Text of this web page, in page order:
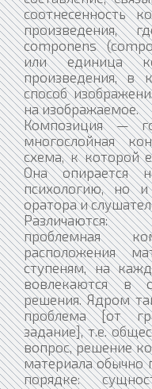
соотнесенность
произведения,
componens
или единица
произведения, в
способ
на изображаемое.
Композиция —
многослойная
схема, к которой
Она опирается
психологию, но и
оратора и
Различаются:
проблемная
расположения
ступеням, на
вовлекаются в
решения. Ядром
проблема [от
задание], т.е.
вопрос, решение
материала обычно
порядке: